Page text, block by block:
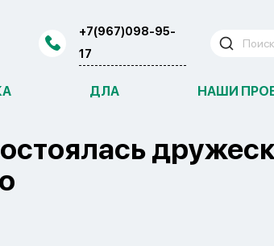
+7(967)098-95-
17
ДЛА НАШИ